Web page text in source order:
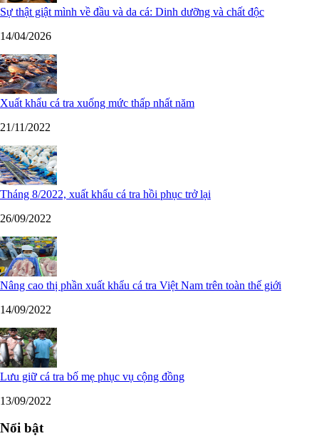
Sự thật giật mình về đầu và da cá: Dinh dưỡng và chất độc
14/04/2026
Xuất khẩu cá tra xuống mức thấp nhất năm
21/11/2022
Tháng 8/2022, xuất khẩu cá tra hồi phục trở lại
26/09/2022
Nâng cao thị phần xuất khẩu cá tra Việt Nam trên toàn thế giới
14/09/2022
Lưu giữ cá tra bố mẹ phục vụ cộng đồng
13/09/2022
Nổi bật